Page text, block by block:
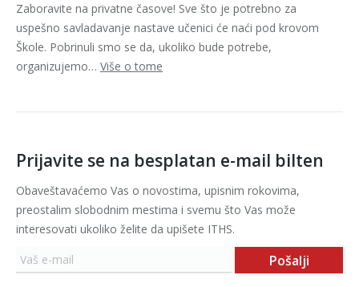
Zaboravite na privatne časove! Sve što je potrebno za
uspešno savladavanje nastave učenici će naći pod krovom
Škole. Pobrinuli smo se da, ukoliko bude potrebe,
organizujemo… Više o tome
Prijavite se na besplatan e-mail bilten
Obaveštavaćemo Vas o novostima, upisnim rokovima,
preostalim slobodnim mestima i svemu što Vas može
interesovati ukoliko želite da upišete ITHS.